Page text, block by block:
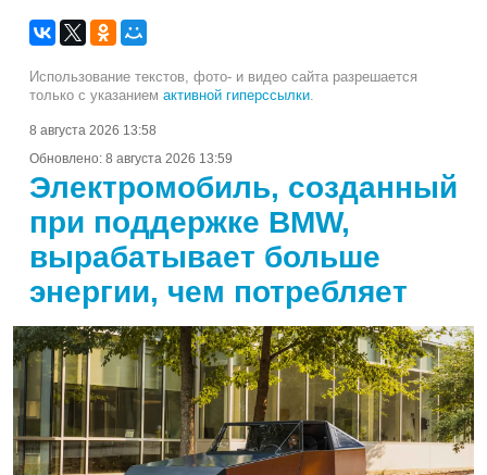
Использование текстов, фото- и видео сайта разрешается
только с указанием активной гиперссылки.
8 августа 2026 13:58
Обновлено: 8 августа 2026 13:59
Электромобиль, созданный
при поддержке BMW,
вырабатывает больше
энергии, чем потребляет